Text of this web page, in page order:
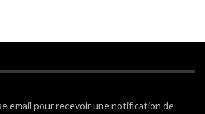
email pour recevoir une notification de